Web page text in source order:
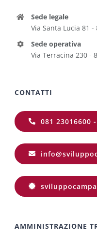
Sede legale
Via Santa Lucia 81
Sede operativa
Via Terracina 230 -
CONTATTI
081 23016600
AMMINISTRAZIONE